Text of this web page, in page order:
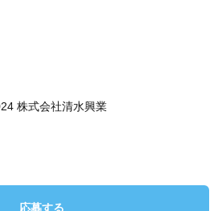
応募する
株式会社清水興業